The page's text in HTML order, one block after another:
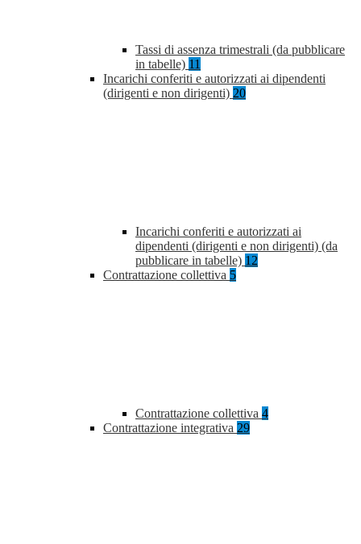
Tassi di assenza trimestrali (da pubblicare
in tabelle) 11
Incarichi conferiti e autorizzati ai dipendenti
(dirigenti e non dirigenti) 20
Incarichi conferiti e autorizzati ai
dipendenti (dirigenti e non dirigenti) (da
pubblicare in tabelle) 12
Contrattazione collettiva 5
Contrattazione collettiva 4
Contrattazione integrativa 29